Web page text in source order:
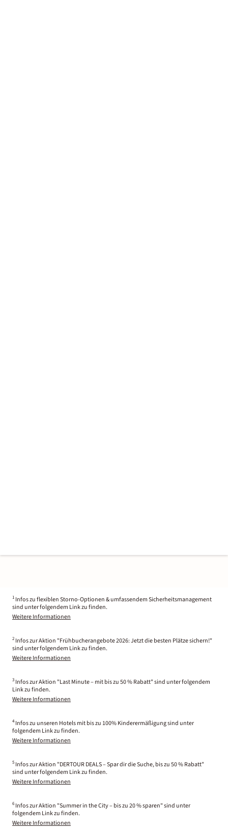
1 Infos zu flexiblen Storno-Optionen & umfassendem Sicherheitsmanagement
sind unter folgendem Link zu finden.
Weitere Informationen
2 Infos zur Aktion "Frühbucherangebote 2026: Jetzt die besten Plätze sichern!"
sind unter folgendem Link zu finden.
Weitere Informationen
3 Infos zur Aktion "Last Minute – mit bis zu 50 % Rabatt" sind unter folgendem
Link zu finden.
Weitere Informationen
4 Infos zu unseren Hotels mit bis zu 100% Kinderermäßigung sind unter
folgendem Link zu finden.
Weitere Informationen
5 Infos zur Aktion "DERTOUR DEALS – Spar dir die Suche, bis zu 50 % Rabatt"
sind unter folgendem Link zu finden.
Weitere Informationen
6 Infos zur Aktion "Summer in the City – bis zu 20 % sparen" sind unter
folgendem Link zu finden.
Weitere Informationen